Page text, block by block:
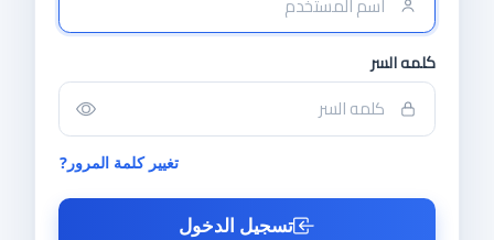
كلمه السر
تغيير كلمة المرور?
تسجيل الدخول